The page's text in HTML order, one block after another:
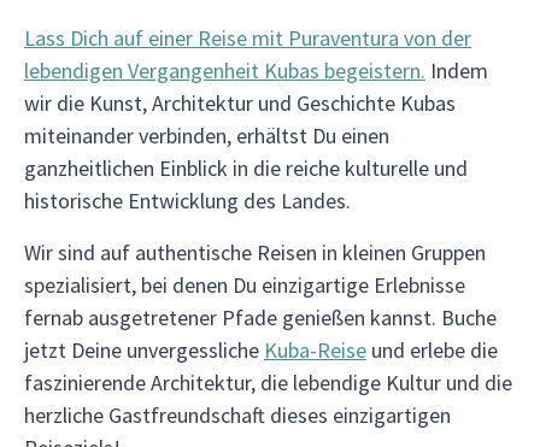
Lass Dich auf einer Reise mit Puraventura von der
lebendigen Vergangenheit Kubas begeistern. Indem
wir die Kunst, Architektur und Geschichte Kubas
miteinander verbinden, erhältst Du einen
ganzheitlichen Einblick in die reiche kulturelle und
historische Entwicklung des Landes.
Wir sind auf authentische Reisen in kleinen Gruppen
spezialisiert, bei denen Du einzigartige Erlebnisse
fernab ausgetretener Pfade genießen kannst. Buche
jetzt Deine unvergessliche Kuba-Reise und erlebe die
faszinierende Architektur, die lebendige Kultur und die
herzliche Gastfreundschaft dieses einzigartigen